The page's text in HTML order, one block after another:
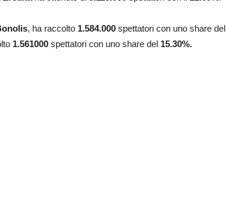
, ha raccolto 1.584.000 spettatori con uno share del
1.561000 spettatori con uno share del 15.30%.